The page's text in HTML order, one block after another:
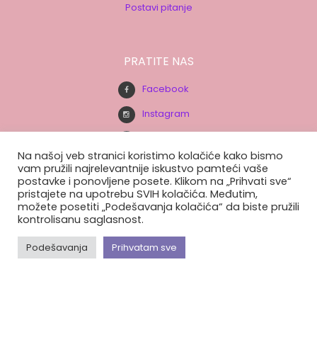
Postavi pitanje
PRATITE NAS
Facebook
Instagram
BUDITE U TOKU.
Prijavite se na našu e-mail listu.
Na našoj veb stranici koristimo kolačiće kako bismo
vam pružili najrelevantnije iskustvo pamteći vaše
postavke i ponovljene posete. Klikom na „Prihvati sve“
pristajete na upotrebu SVIH kolačića. Međutim,
možete posetiti „Podešavanja kolačića“ da biste pružili
kontrolisanu saglasnost.
Podešavanja Prihvatam sve